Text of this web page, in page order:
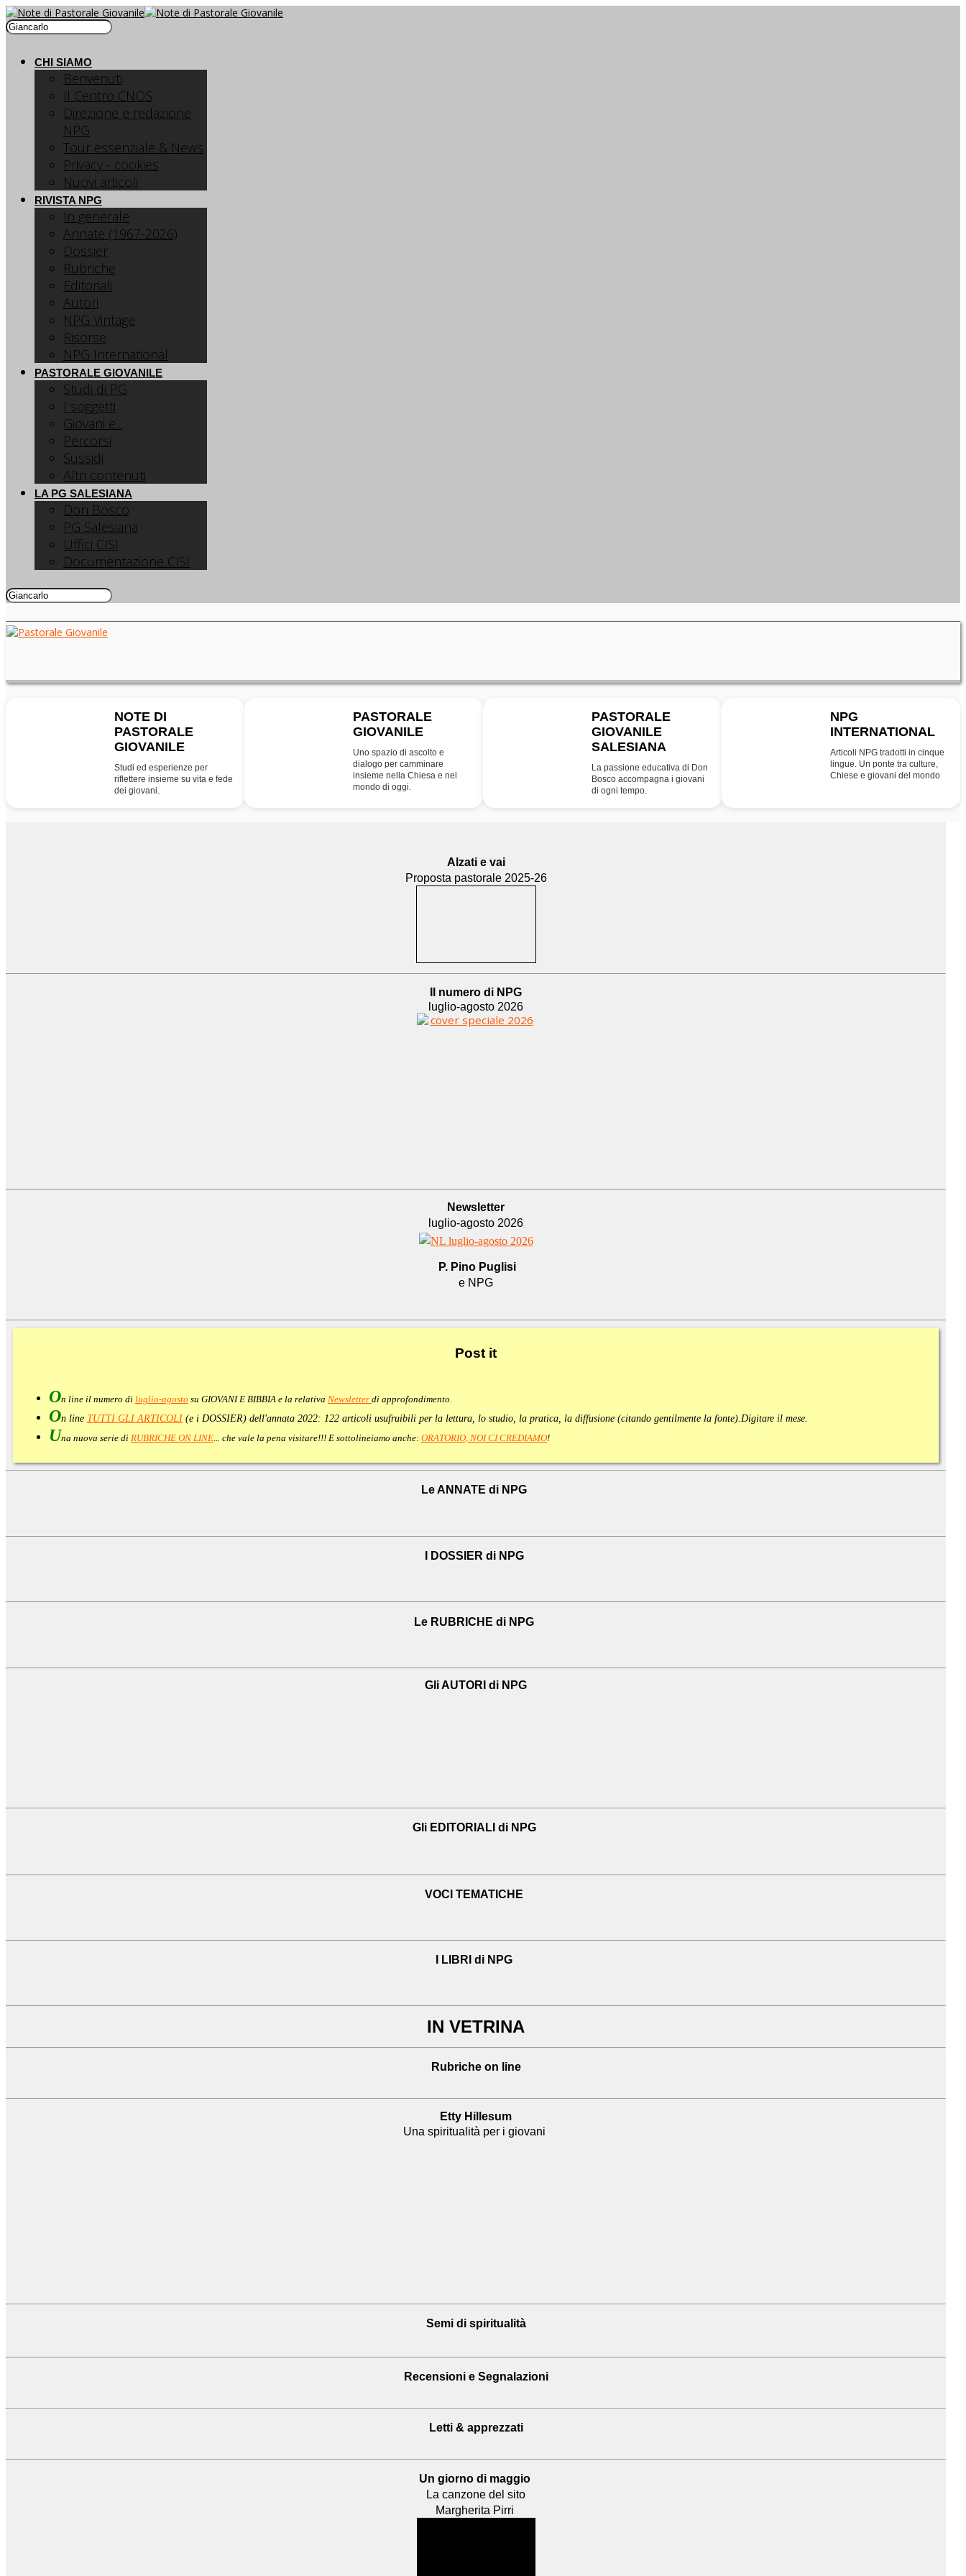
CHI SIAMO
Benvenuti
Il Centro CNOS
Direzione e redazione
NPG
Tour essenziale & News
Privacy - cookies
Nuovi articoli
RIVISTA NPG
In generale
Annate (1967-2026)
Dossier
Rubriche
Editoriali
Autori
NPG Vintage
Risorse
NPG International
PASTORALE GIOVANILE
Studi di PG
I soggetti
Giovani e...
Percorsi
Sussidi
Altri contenuti
LA PG SALESIANA
Don Bosco
PG Salesiana
Uffici CISI
Documentazione CISI
NOTE DI
PASTORALE
GIOVANILE
Studi ed esperienze per
riflettere insieme su vita e fede
dei giovani.
PASTORALE
GIOVANILE
Uno spazio di ascolto e
dialogo per camminare
insieme nella Chiesa e nel
mondo di oggi.
PASTORALE
GIOVANILE
SALESIANA
La passione educativa di Don
Bosco accompagna i giovani
di ogni tempo.
NPG
INTERNATIONAL
Articoli NPG tradotti in cinque
lingue. Un ponte tra culture,
Chiese e giovani del mondo
Alzati e vai
Proposta pastorale 2025-26
Il numero di NPG
luglio-agosto 2026
Newsletter
luglio-agosto 2026
P. Pino Puglisi
e NPG
Post it
On line il numero di luglio-agosto su GIOVANI E BIBBIA e la relativa Newsletter di approfondimento
On line TUTTI GLI ARTICOLI (e i DOSSIER) dell'annata 2022: 122 articoli usufruibili per la lettura, lo studio, la pratica, la diffusione (citando gentilmente la fonte). Digitare il mese.
Una nuova serie di RUBRICHE ON LINE ... che vale la pena visitare!!! E sottolineiamo anche: ORATORIO, NOI CI CREDIAMO!
Le ANNATE di NPG
I DOSSIER di NPG
Le RUBRICHE di NPG
Gli AUTORI di NPG
Gli EDITORIALI di NPG
VOCI TEMATICHE
I LIBRI di NPG
IN VETRINA
Rubriche on line
Etty Hillesum
Una spiritualità per i giovani
Semi di spiritualità
Recensioni e Segnalazioni
Letti & apprezzati
Un giorno di maggio
La canzone del sito
Margherita Pirri